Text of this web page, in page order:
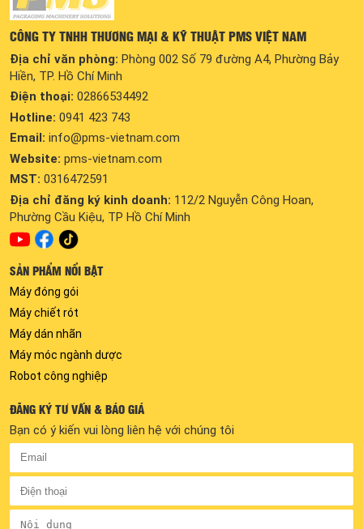
CÔNG TY TNHH THƯƠNG MẠI & KỸ THUẬT PMS VIỆT NAM
Địa chỉ văn phòng: Phòng 002 Số 79 đường A4, Phường Bảy
Hiền, TP. Hồ Chí Minh
Điện thoại: 02866534492
Hotline: 0941 423 743
Email: info@pms-vietnam.com
Website: pms-vietnam.com
MST: 0316472591
Địa chỉ đăng ký kinh doanh: 112/2 Nguyễn Công Hoan,
Phường Cầu Kiệu, TP Hồ Chí Minh
SẢN PHẨM NỔI BẬT
Máy đóng gói
Máy chiết rót
Máy dán nhãn
Máy móc ngành dược
Robot công nghiệp
ĐĂNG KÝ TƯ VẤN & BÁO GIÁ
Bạn có ý kiến vui lòng liên hệ với chúng tôi